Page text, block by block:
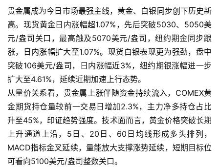
贵金属成为今日市场最强主线，黄金、白银同步创下历史新
高。现货黄金日内涨幅超1.07%，先后突破5030、5050美
元/盎司关口，最高触及5070美元/盎司，纽约期金同步跟
涨，日内涨幅扩大至1.07%。现货白银表现更为强劲，盘中
突破106美元/盎司，日内涨幅近3%，纽约期银涨幅进一步
扩大至4.61%，延续近期加速上行态势。
从量价关系看，贵金属上涨伴随资金持续流入，COMEX黄
金期货持仓量较前一交易日增加2.3%，主力净多持仓占比
升至45%，印证趋势强度。技术面而言，黄金价格突破长期
上升通道上沿，5日、20日、60日均线形成多头排列，
MACD指标金叉延续，量能放大支撑涨势延续，短期目标位
可看向5100美元/盎司整数关口。